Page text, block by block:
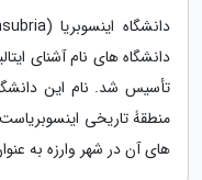
تأسیس شد. نام این
منطقۀ تاریخی
های آن در شهر وارزه به